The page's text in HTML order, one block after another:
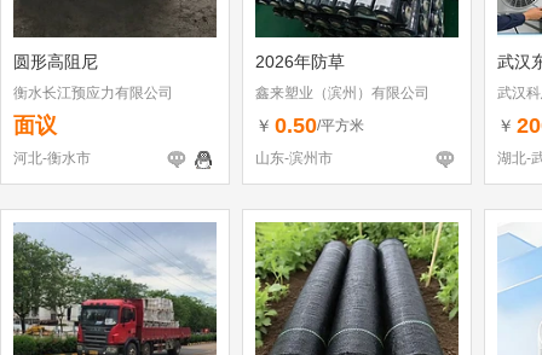
圆形高阻尼
衡水长江预应力有限公司
面议
河北-衡水市
2026年防草
鑫来塑业（滨州）有限公司
￥ 0.50/平方米
山东-滨州市
武汉
武汉
￥
湖北-